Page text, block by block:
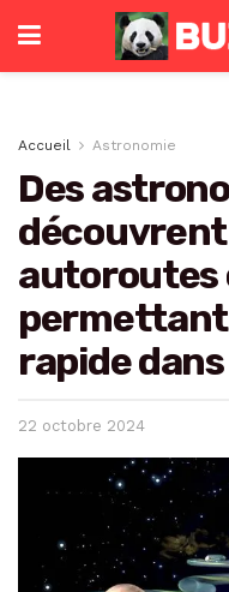
Accueil Astronomie
Des
découvrent
autoroutes
permettant
rapide dans
22 octobre 2024